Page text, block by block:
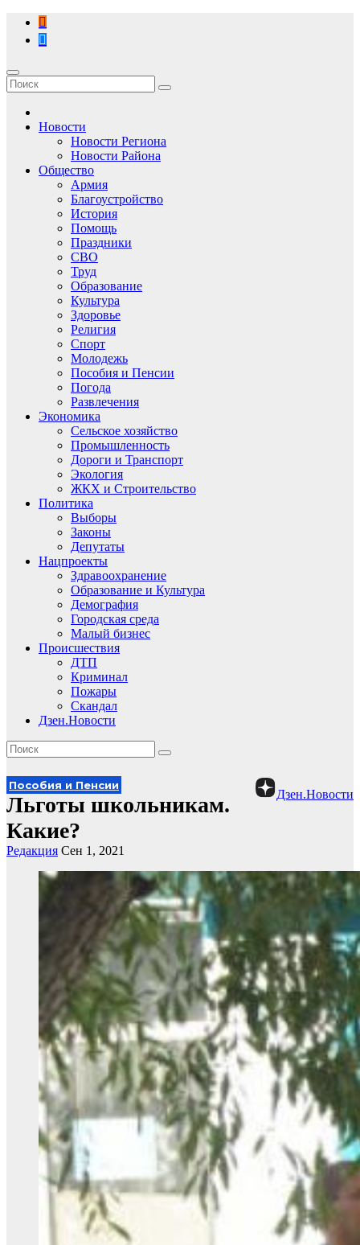
Перейти
содержимому
Новости
Новости Региона
Новости Района
Общество
Армия
Благоустройство
История
Помощь
Праздники
СВО
Труд
Образование
Культура
Здоровье
Религия
Спорт
Молодежь
Пособия и Пенсии
Погода
Развлечения
Экономика
Сельское хозяйство
Промышленность
Дороги и Транспорт
Экология
ЖКХ и Строительство
Политика
Выборы
Законы
Депутаты
Нацпроекты
Здравоохранение
Образование и Культура
Демография
Городская среда
Малый бизнес
Происшествия
ДТП
Криминал
Пожары
Скандал
Дзен.Новости
Дзен.Новости
Пособия и Пенсии
Льготы школьникам.
Какие?
Редакция Сен 1, 2021